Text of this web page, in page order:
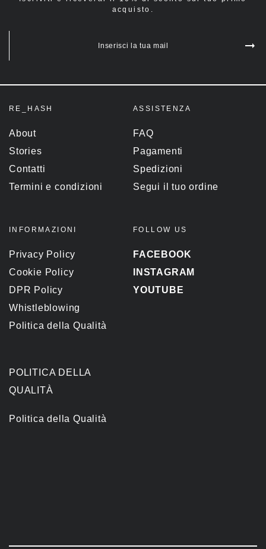
acquisto.
Inserisci la tua mail
RE_HASH
About
Stories
Contatti
Termini e condizioni
ASSISTENZA
FAQ
Pagamenti
Spedizioni
Segui il tuo ordine
INFORMAZIONI
Privacy Policy
Cookie Policy
DPR Policy
Whistleblowing
Politica della Qualità
FOLLOW US
FACEBOOK
INSTAGRAM
YOUTUBE
POLITICA DELLA
QUALITÀ
Politica della Qualità